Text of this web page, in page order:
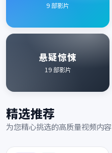
9部影片
悬疑惊悚
19部影片
精选推荐
为您精心挑选的高质量视频内容